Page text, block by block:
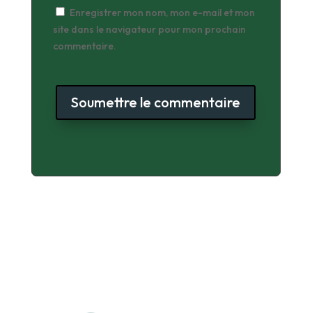
Enregistrer mon nom, mon e-mail et mon
site dans le navigateur pour mon prochain
commentaire.
Soumettre le commentaire